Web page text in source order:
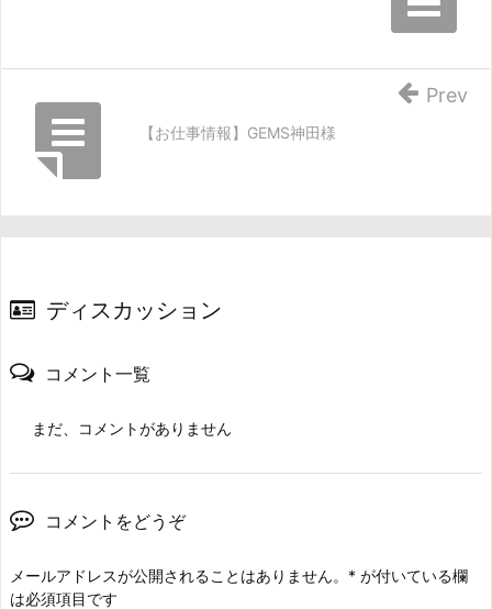
【お仕事情報】GEMS神田様
Prev
ディスカッション
コメント一覧
まだ、コメントがありません
コメントをどうぞ
メールアドレスが公開されることはありません。 * が付いている欄
は必須項目です